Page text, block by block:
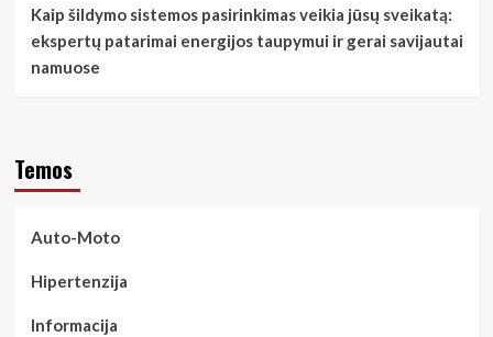
Kaip šildymo sistemos pasirinkimas veikia jūsų sveikatą:
ekspertų patarimai energijos taupymui ir gerai savijautai
namuose
Temos
Auto-Moto
Hipertenzija
Informacija